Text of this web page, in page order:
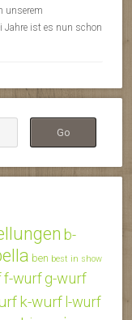
unserem
Jahre ist es nun schon
b-
ben best in show
f-wurfg-wurf
k-wurf l-wurf